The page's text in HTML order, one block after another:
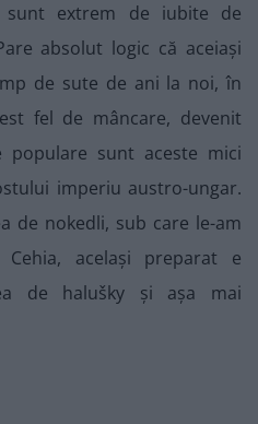
extrem de iubite de
absolut logic că aceiași
de sute de ani la noi, în
fel de mâncare, devenit
sunt aceste mici
imperiu austro-ungar.
de nokedli, sub care le-am
același preparat e
de halušky și așa mai